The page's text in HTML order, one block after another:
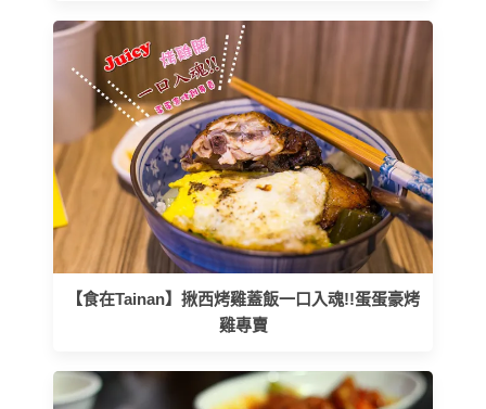
【食在Tainan】揪西烤雞蓋飯一口入魂!!蛋蛋豪烤
雞專賣